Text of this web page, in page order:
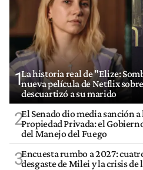
1La historia real de "Elize:
nueva película de Netflix
descuartizó a su marido
2El Senado dio media sanción
Propiedad Privada: el
del Manejo del Fuego
3Encuesta rumbo a 2027:
desgaste de Milei y la crisis